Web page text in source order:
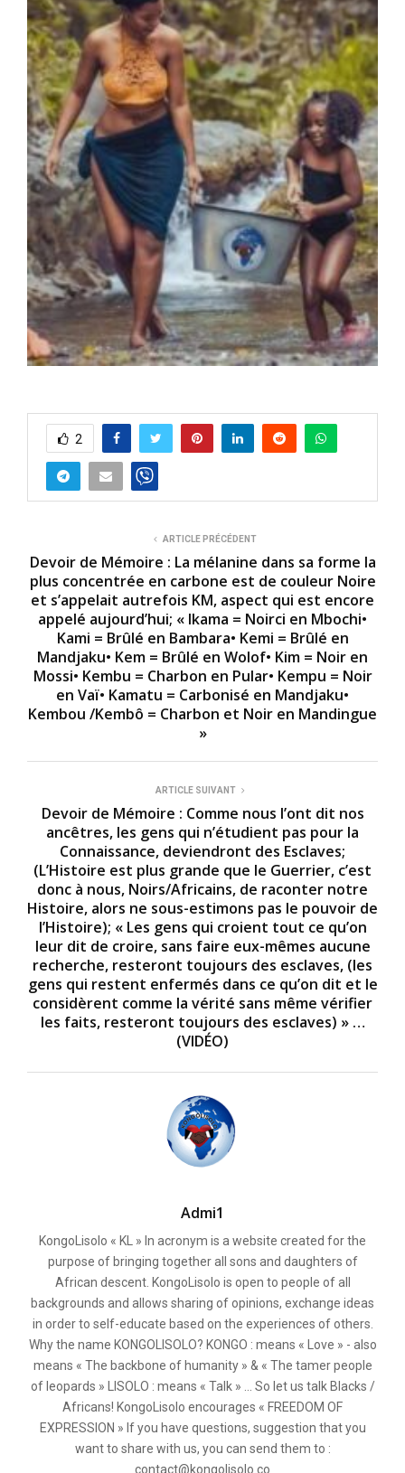
2
ARTICLE PRÉCÉDENT
Devoir de Mémoire : La mélanine dans sa forme la
plus concentrée en carbone est de couleur Noire
et s’appelait autrefois KM, aspect qui est encore
appelé aujourd’hui; « Ikama = Noirci en Mbochi•
Kami = Brûlé en Bambara• Kemi = Brûlé en
Mandjaku• Kem = Brûlé en Wolof• Kim = Noir en
Mossi• Kembu = Charbon en Pular• Kempu = Noir
en Vaï• Kamatu = Carbonisé en Mandjaku•
Kembou /Kembô = Charbon et Noir en Mandingue
»
ARTICLE SUIVANT
Devoir de Mémoire : Comme nous l’ont dit nos
ancêtres, les gens qui n’étudient pas pour la
Connaissance, deviendront des Esclaves;
(L’Histoire est plus grande que le Guerrier, c’est
donc à nous, Noirs/Africains, de raconter notre
Histoire, alors ne sous-estimons pas le pouvoir de
l’Histoire); « Les gens qui croient tout ce qu’on
leur dit de croire, sans faire eux-mêmes aucune
recherche, resteront toujours des esclaves, (les
gens qui restent enfermés dans ce qu’on dit et le
considèrent comme la vérité sans même vérifier
les faits, resteront toujours des esclaves) » …
(VIDÉO)
Admi1
KongoLisolo « KL » In acronym is a website created for the
purpose of bringing together all sons and daughters of
African descent. KongoLisolo is open to people of all
backgrounds and allows sharing of opinions, exchange ideas
in order to self-educate based on the experiences of others.
Why the name KONGOLISOLO? KONGO : means « Love » - also
means « The backbone of humanity » & « The tamer people
of leopards » LISOLO : means « Talk » ... So let us talk Blacks /
Africans! KongoLisolo encourages « FREEDOM OF
EXPRESSION » If you have questions, suggestion that you
want to share with us, you can send them to :
contact@kongolisolo.co